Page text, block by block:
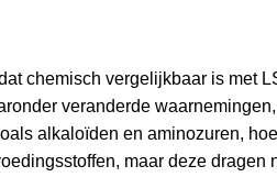
chemisch vergelijkbaar is met
veranderde
alkaloïden en aminozuren,
maar deze dragen